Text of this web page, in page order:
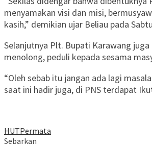
menyamakan visi dan misi,
kasih,” demikian ujar Beliau pada
Selanjutnya Plt. Bupati Karawang
menolong, peduli kepada sesama
“Oleh sebab itu jangan ada lagi
saat ini hadir juga, di PNS terdapat
HUTPermata
Sebarkan